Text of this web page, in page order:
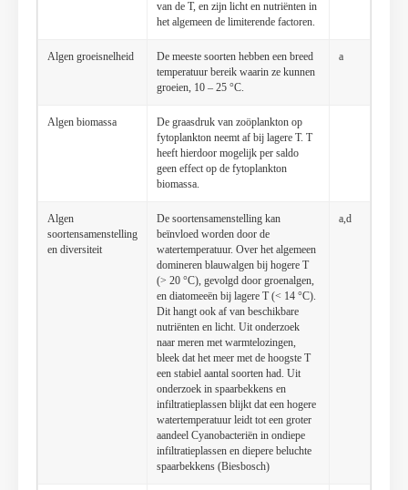
van de T, en zijn licht en nutriënten in
het algemeen de limiterende factoren.
Algen groeisnelheid
De meeste soorten hebben een breed
temperatuur bereik waarin ze kunnen
groeien, 10 – 25 °C.
a
Algen biomassa
De graasdruk van zoöplankton op
fytoplankton neemt af bij lagere T. T
heeft hierdoor mogelijk per saldo
geen effect op de fytoplankton
biomassa.
Algen
soortensamenstelling
en diversiteit
De soortensamenstelling kan
beïnvloed worden door de
watertemperatuur. Over het algemeen
domineren blauwalgen bij hogere T
(> 20 °C), gevolgd door groenalgen,
en diatomeeën bij lagere T (< 14 °C).
Dit hangt ook af van beschikbare
nutriënten en licht. Uit onderzoek
naar meren met warmtelozingen,
bleek dat het meer met de hoogste T
een stabiel aantal soorten had. Uit
onderzoek in spaarbekkens en
infiltratieplassen blijkt dat een hogere
watertemperatuur leidt tot een groter
aandeel Cyanobacteriën in ondiepe
infiltratieplassen en diepere beluchte
spaarbekkens (Biesbosch)
a,d